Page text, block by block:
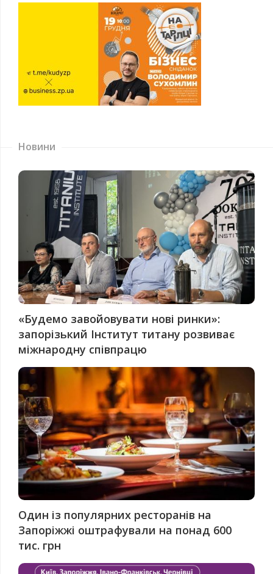
Новини
«Будемо завойовувати нові ринки»:
запорізький Інститут титану розвиває
міжнародну співпрацю
Один із популярних ресторанів на
Запоріжжі оштрафували на понад 600
тис. грн